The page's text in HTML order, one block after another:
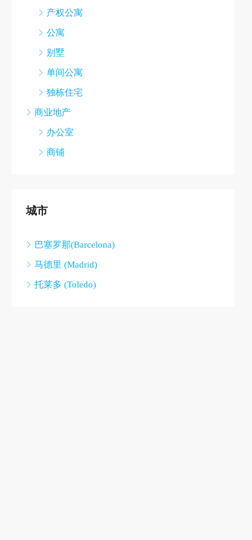
产权公寓
公寓
别墅
单间公寓
独栋住宅
商业地产
办公室
商铺
城市
巴塞罗那(Barcelona)
马德里 (Madrid)
托莱多 (Toledo)